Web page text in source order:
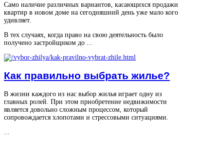
Само наличие различных вариантов, касающихся продажи
квартир в новом доме на сегодняшний день уже мало кого
удивляет.
В тех случаях, когда право на свою деятельность было
получено застройщиком до ...
Как правильно выбрать жилье?
В жизни каждого из нас выбор жилья играет одну из
главных ролей. При этом приобретение недвижимости
является довольно сложным процессом, который
сопровождается хлопотами и стрессовыми ситуациями.